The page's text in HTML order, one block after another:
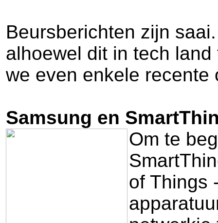
Beursberichten zijn
alhoewel dit in tech
we even enkele recente
Samsung en
Om te
of Things